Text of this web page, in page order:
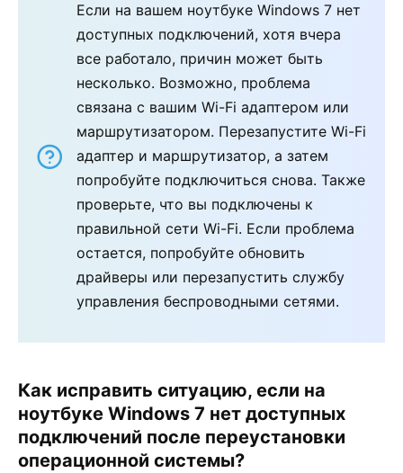
Если на вашем ноутбуке Windows 7 нет
доступных подключений, хотя вчера
все работало, причин может быть
несколько. Возможно, проблема
связана с вашим Wi-Fi адаптером или
маршрутизатором. Перезапустите Wi-Fi
адаптер и маршрутизатор, а затем
попробуйте подключиться снова. Также
проверьте, что вы подключены к
правильной сети Wi-Fi. Если проблема
остается, попробуйте обновить
драйверы или перезапустить службу
управления беспроводными сетями.
Как исправить ситуацию, если на
ноутбуке Windows 7 нет доступных
подключений после переустановки
операционной системы?